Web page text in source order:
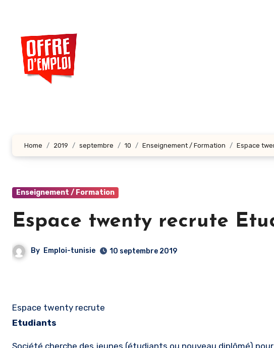
contenu
principal
Home 2019 septembre 10 Enseignement / Formation Espace
Enseignement / Formation
Espace twenty recrute
By Emploi-tunisie 10 septembre 2019
Espace twenty recrute
Etudiants
Société cherche des jeunes (étudiants ou nouveau diplômé)